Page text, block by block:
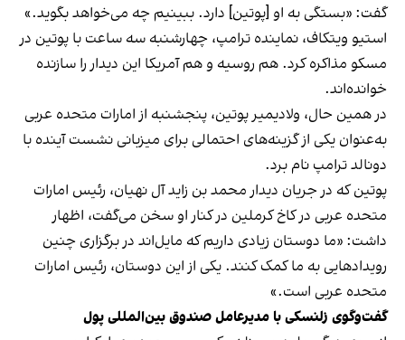
گفت: «بستگی به او [پوتین] دارد. ببینیم چه می‌خواهد بگوید.»
استیو ویتکاف، نماینده ترامپ، چهارشنبه سه ساعت با پوتین در
مسکو مذاکره کرد. هم روسیه و هم آمریکا این دیدار را سازنده
خوانده‌اند.
در همین حال، ولادیمیر پوتین، پنجشنبه از امارات متحده عربی
به‌عنوان یکی از گزینه‌های احتمالی برای میزبانی نشست آینده با
دونالد ترامپ نام برد.
پوتین که در جریان دیدار محمد بن زاید آل نهیان، رئیس امارات
متحده عربی در کاخ کرملین در کنار او سخن می‌گفت، اظهار
داشت: «ما دوستان زیادی داریم که مایل‌اند در برگزاری چنین
رویدادهایی به ما کمک کنند. یکی از این دوستان، رئیس امارات
متحده عربی است.»
گفت‌وگوی زلنسکی با مدیرعامل صندوق بین‌المللی پول